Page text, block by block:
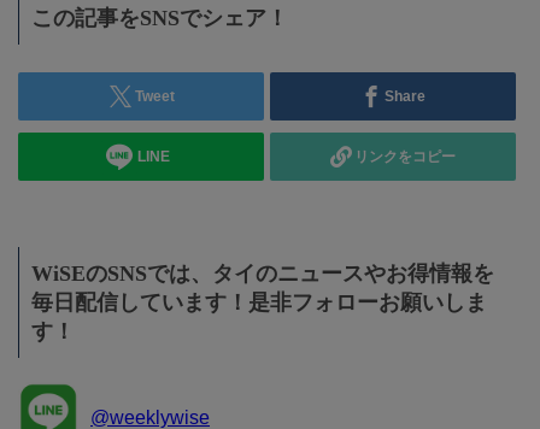
この記事をSNSでシェア！
Tweet Share
LINE リンクをコピー
WiSEのSNSでは、タイのニュースやお得情報を
毎日配信しています！是非フォローお願いしま
す！
@weeklywise